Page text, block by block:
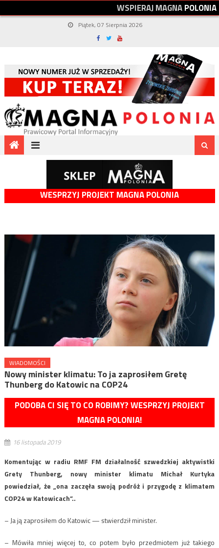
WSPIERAJMAGNAPOLONIA
Piątek, 07 Sierpnia 2026
WESPRZYJ PROJEKT MAGNA POLONIA
WIADOMOŚCI
Nowy minister klimatu: To ja zaprosiłem Gretę
Thunberg do Katowic na COP24
PODOBA CI SIĘ TO CO ROBIMY? WESPRZYJ PROJEKT
MAGNA POLONIA!
16 listopada 2019
Komentując w radiu RMF FM działalność szwedzkiej aktywistki
Grety Thunberg, nowy minister klimatu Michał Kurtyka
powiedział, że „ona zaczęła swoją podróż i przygodę z klimatem
COP24 w Katowicach”..
– Ja ją zaprosiłem do Katowic — stwierdził minister.
– Mówiła mniej więcej to, co potem było przedmiotem już takiego